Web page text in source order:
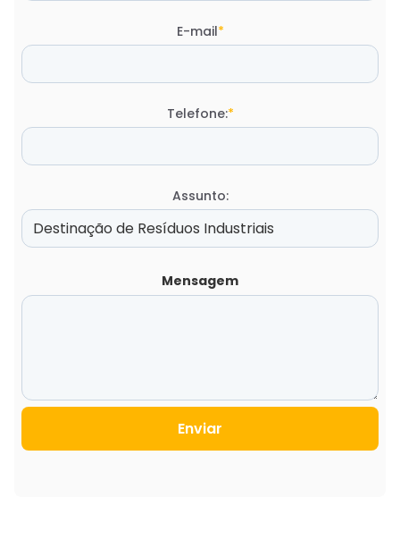
E-mail*
Telefone:*
Assunto:
Mensagem
Enviar